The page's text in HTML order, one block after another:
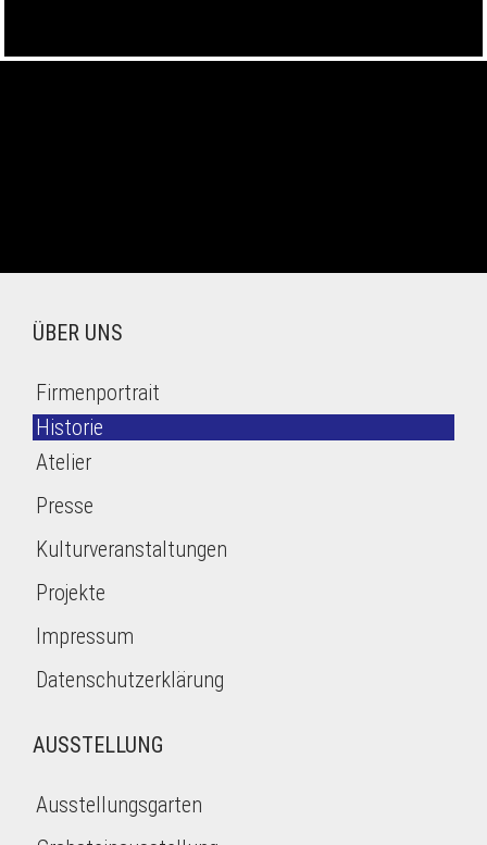
ÜBER UNS
Firmenportrait
Historie
Atelier
Presse
Kulturveranstaltungen
Projekte
Impressum
Datenschutzerklärung
AUSSTELLUNG
Ausstellungsgarten